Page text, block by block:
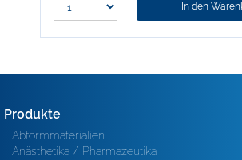
In den
Produkte
Abformmaterialien
Anästhetika / Pharmazeutika